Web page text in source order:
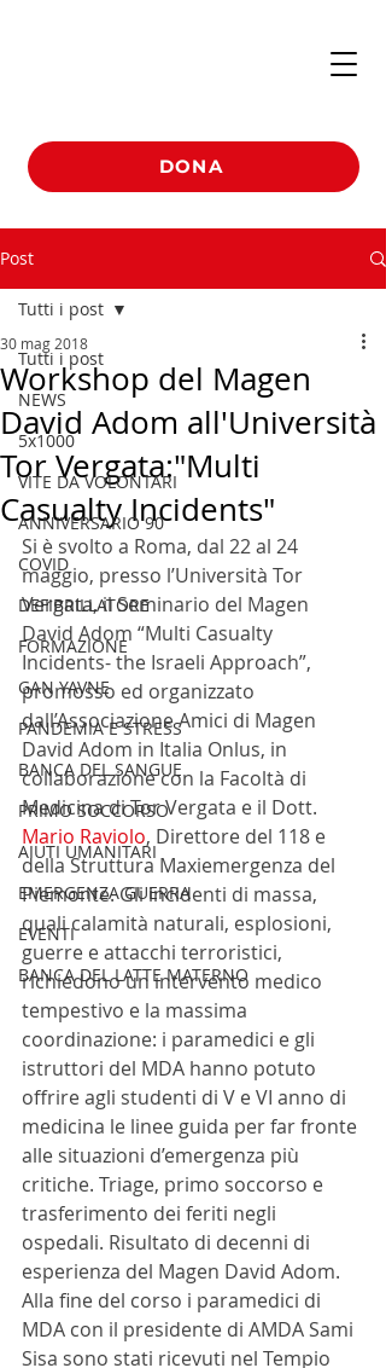
DONA
Post
Tutti i post
NEWS
5x1000
VITE DA VOLONTARI
ANNIVERSARIO 90
COVID
DEFIBRILLATORE
FORMAZIONE
GAN YAVNE
PANDEMIA E STRESS
BANCA DEL SANGUE
PRIMO SOCCORSO
AIUTI UMANITARI
EMERGENZA GUERRA
EVENTI
BANCA DEL LATTE MATERNO
Tutti i post
Workshop del Magen
David Adom all'Università
Tor Vergata:"Multi
Casualty Incidents"
30 mag 2018
Si è svolto a Roma, dal 22 al 24
maggio, presso l’Università Tor
Vergata, il Seminario del Magen
David Adom “Multi Casualty
Incidents- the Israeli Approach”,
promosso ed organizzato
dall’Associazione Amici di Magen
David Adom in Italia Onlus, in
collaborazione con la Facoltà di
Medicina di Tor Vergata e il Dott.
Mario Raviolo, Direttore del 118 e
della Struttura Maxiemergenza del
Piemonte. Gli incidenti di massa,
quali calamità naturali, esplosioni,
guerre e attacchi terroristici,
richiedono un intervento medico
tempestivo e la massima
coordinazione: i paramedici e gli
istruttori del MDA hanno potuto
offrire agli studenti di V e VI anno di
medicina le linee guida per far fronte
alle situazioni d’emergenza più
critiche. Triage, primo soccorso e
trasferimento dei feriti negli
ospedali. Risultato di decenni di
esperienza del Magen David Adom.
Alla fine del corso i paramedici di
MDA con il presidente di AMDA Sami
Sisa sono stati ricevuti nel Tempio